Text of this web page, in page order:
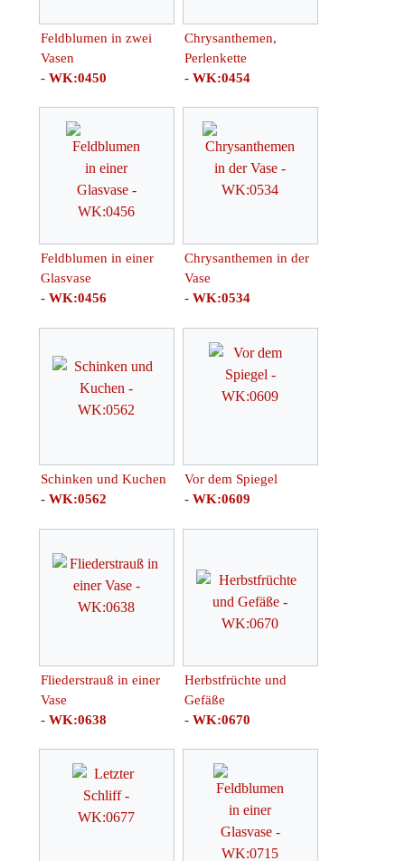
Feldblumen in zwei
Vasen
- WK:0450
Chrysanthemen,
Perlenkette
- WK:0454
Feldblumen in einer
Glasvase
- WK:0456
Chrysanthemen in der
Vase
- WK:0534
Schinken und Kuchen
- WK:0562
Vor dem Spiegel
- WK:0609
Fliederstrauß in einer
Vase
- WK:0638
Herbstfrüchte und
Gefäße
- WK:0670